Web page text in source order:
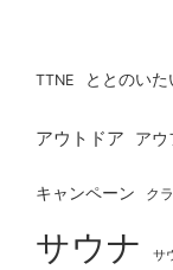
TTNE ととのい
アウトドア アウ
キャンペーン ク
サウナ サ